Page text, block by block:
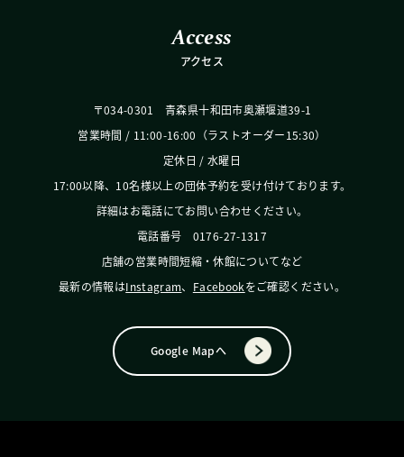
Access
アクセス
〒034-0301 青森県十和田市奥瀬堰道39-1
営業時間 / 11:00-16:00（ラストオーダー15:30）
定休日 / 水曜日
17:00以降、10名様以上の団体予約を受け付けております。
詳細はお電話にてお問い合わせください。
電話番号 0176-27-1317
店舗の営業時間短縮・休館についてなど
最新の情報はInstagram、 Facebookをご確認ください。
Google Mapへ